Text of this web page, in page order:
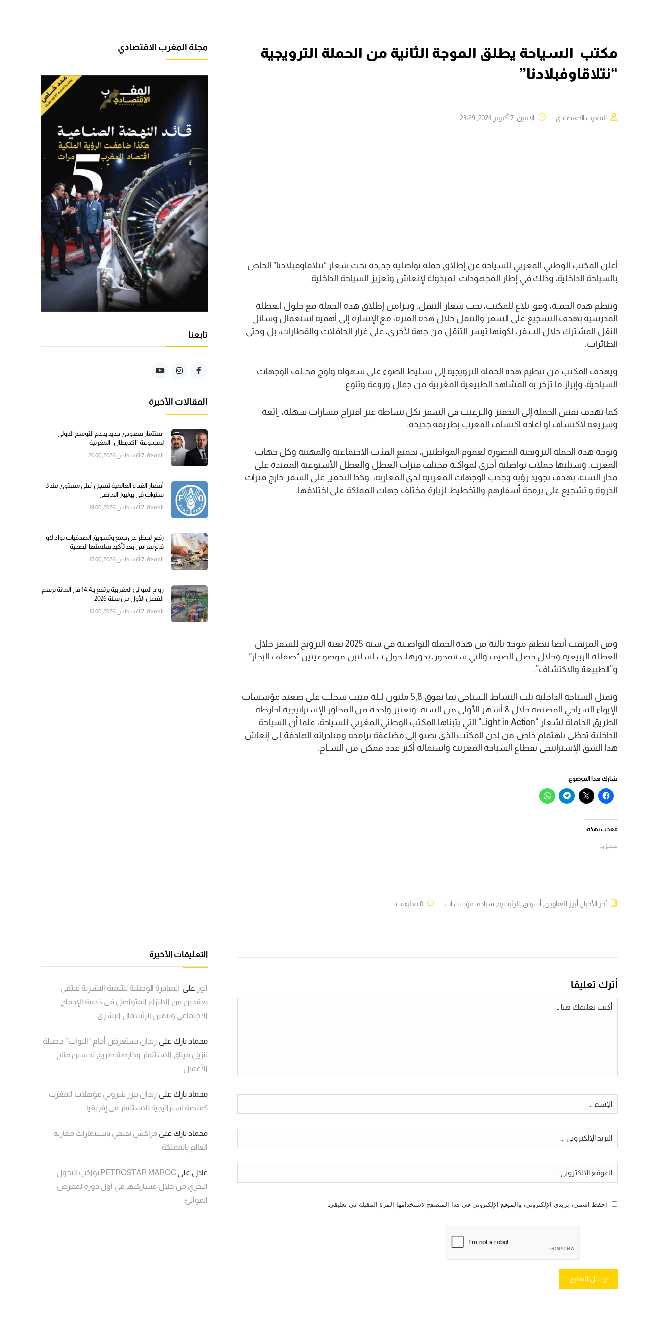
مكتب السياحة يطلق الموجة الثانية من الحملة الترويجية
“نتلاقاوفبلادنا”
المغرب الاقتصادي الإثنين, 7 أكتوبر 2024, 23:29
أعلن المكتب الوطني المغربي للسياحة عن إطلاق حملة تواصلية جديدة تحت شعار “نتلاقاوفبلادنا” الخاص
بالسياحة الداخلية، وذلك في إطار المجهودات المبذولة لإنعاش وتعزيز السياحة الداخلية.
وتنظم هذه الحملة، وفق بلاغ للمكتب، تحت شعار التنقل. ويتزامن إطلاق هذه الحملة مع حلول العطلة
المدرسية بهدف التشجيع على السفر والتنقل خلال هذه الفترة، مع الإشارة إلى أهمية استعمال وسائل
النقل المشترك خلال السفر، لكونها تيسر التنقل من جهة لأخرى، على غرار الحافلات والقطارات، بل وحتى
الطائرات.
ويهدف المكتب من تنظيم هذه الحملة الترويجية إلى تسليط الضوء على سهولة ولوج مختلف الوجهات
السياحية، وإبراز ما تزخر به المشاهد الطبيعية المغربية من جمال وروعة وتنوع.
كما تهدف نفس الحملة إلى التحفيز والترغيب في السفر بكل بساطة عبر اقتراح مسارات سهلة، رائعة
وسريعة لاكتشاف او اعادة اكتشاف المغرب بطريقة جديدة.
وتوجه هذه الحملة الترويجية المصورة لعموم المواطنين، بجميع الفئات الاجتماعية والمهنية وكل جهات
المغرب. وستليها حملات تواصلية أخرى لمواكبة مختلف فترات العطل والعطل الأسبوعية الممتدة على
مدار السنة، بهدف تجويد رؤية وجذب الوجهات المغربية لدى المغاربة، وكذا التحفيز على السفر خارج فترات
الذروة و تشجيع على برمجة أسفارهم والتخطيط لزيارة مختلف جهات المملكة على اختلافها.
ومن المرتقب أيضا تنظيم موجة ثالثة من هذه الحملة التواصلية في سنة 2025 بغية الترويج للسفر خلال
العطلة الربيعية وخلال فصل الصيف والتي ستتمحور، بدورها، حول سلسلتين موضوعيتين “ضفاف البحار”
و”الطبيعة والاكتشاف”.
وتمثل السياحة الداخلية ثلث النشاط السياحي بما يفوق 5,8 مليون ليلة مبيت سجلت على صعيد مؤسسات
الإيواء السياحي المصنفة خلال 8 أشهر الأولى من السنة، وتعتبر واحدة من المحاور الإستراتيجية لخارطة
الطريق الحاملة لشعار “Light in Action” التي يتبناها المكتب الوطني المغربي للسياحة، علما أن السياحة
الداخلية تحظى باهتمام خاص من لدن المكتب الذي يصبو إلى مضاعفة برامجه ومبادراته الهادفة إلى إنعاش
هذا الشق الإستراتيجي بقطاع السياحة المغربية واستمالة أكبر عدد ممكن من السياح.
شارك هذا الموضوع:
انقر
للمشاركة
(فتح
في
نافذة
النقر
للمشاركة
انقر
للمشاركة
انقر
للمشاركة
معجب بهذه:
تحميل...
آخر الأخبار أبرز العناوين أسواق الرئيسية سياحة مؤسسات
أترك تعليقا
احفظ اسمي، بريدي الإلكتروني، والموقع الإلكتروني في هذا المتصفح لاستخدامها المرة المقبلة في تعليقي.
مجلة المغرب الاقتصادي
تابعنا
المقالات الأخيرة
استثمار سعودي جديد يدعم التوسع الدولي
لمجموعة “أكديطال” المغربية
الجمعة, 7 أغسطس 2026, 20:00
أسعار الغذاء العالمية تسجل أعلى مستوى منذ 3
سنوات في يوليوز الماضي
الجمعة, 7 أغسطس 2026, 19:00
رفع الحظر عن جمع وتسويق الصدفيات بواد لاو-
قاع سراس بعد تأكيد سلامتها الصحية
الجمعة, 7 أغسطس 2026, 18:00
رواج الموانئ المغربية يرتفع بـ14,4 في المائة برسم
الفصل الأول من سنة 2026
الجمعة, 7 أغسطس 2026, 16:00
التعليقات الأخيرة
انور على المبادرة الوطنية للتنمية البشرية تحتفي
بعقدين من الالتزام المتواصل في خدمة الإدماج
الاجتماعي وتثمين الرأسمال البشري
محماد بارك على زيدان يستعرض أمام “النواب” حصيلة
تنزيل ميثاق الاستثمار وخارطة طريق تحسين مناخ
الأعمال
محماد بارك على زيدان يبرز بنيروبي مؤهلات المغرب
كمنصة استراتيجية للاستثمار في إفريقيا
محماد بارك على مراكش تحتفي باستثمارات مغاربة
العالم بالمملكة
عادل على
PETROSTAR MAROC تواكب التحول
البحري من خلال مشاركتها في أول دورة لمعرض
الموانئ